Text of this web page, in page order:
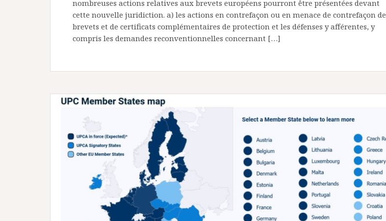
nombreuses actions relatives aux brevets européens pourront être présentées devant
cette nouvelle juridiction. a) les actions en contrefaçon ou en menace de contrefaçon de
brevets et de certificats complémentaires de protection et les défenses y afférentes, y
compris les demandes reconventionnelles concernant […]